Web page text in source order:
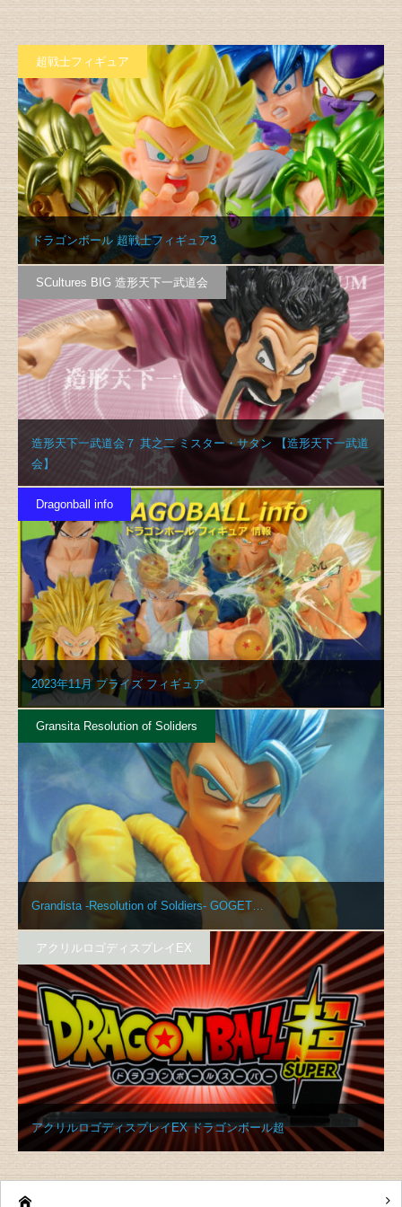
超戦士フィギュア
ドラゴンボール 超戦士フィギュア3
SCultures BIG 造形天下一武道会
造形天下一武道会７ 其之二 ミスター・サタン 【造形天下一武道
会】
Dragonball info
2023年11月 プライズ フィギュア
Gransita Resolution of Soliders
Grandista -Resolution of Soldiers- GOGET…
アクリルロゴディスプレイEX
アクリルロゴディスプレイEX ドラゴンボール超